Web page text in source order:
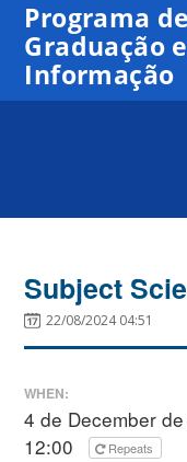
Programa
Graduação
Informação
Subject
22/08/2024 04:51
WHEN:
4 de December
12:00
Repeats